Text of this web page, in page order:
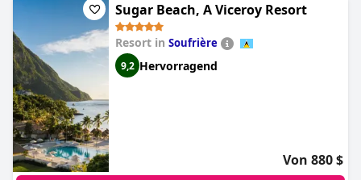
Sugar Beach, A Viceroy Resort
Resort in Soufrière
9,2 Hervorragend
Von 880 $